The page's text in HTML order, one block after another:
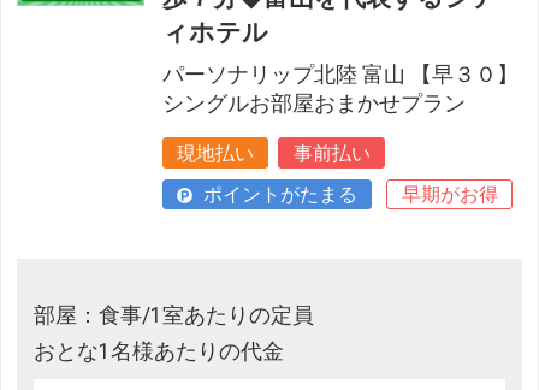
ィホテル
パーソナリップ北陸 富山 【早３０】
シングルお部屋おまかせプラン
現地払い
事前払い
ポイントがたまる
早期がお得
部屋：食事/1室あたりの定員
おとな1名様あたりの代金